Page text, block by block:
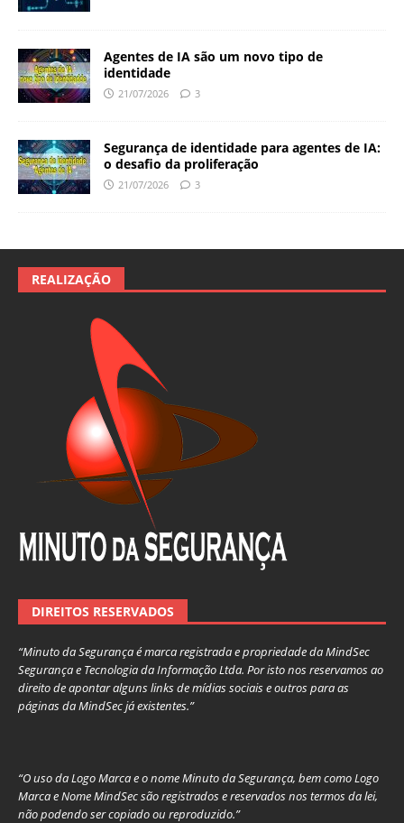
Agentes de IA são um novo tipo de
identidade
21/07/2026 3
Segurança de identidade para agentes de IA:
o desafio da proliferação
21/07/2026 3
REALIZAÇÃO
DIREITOS RESERVADOS
“Minuto da Segurança é marca registrada e propriedade da MindSec
Segurança e Tecnologia da Informação Ltda. Por isto nos reservamos ao
direito de apontar alguns links de mídias sociais e outros para as
páginas da MindSec já existentes.”
“O uso da Logo Marca e o nome Minuto da Segurança, bem como Logo
Marca e Nome MindSec são registrados e reservados nos termos da lei,
não podendo ser copiado ou reproduzido.”